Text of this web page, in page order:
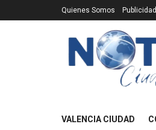
Quienes Somos Publicidad
VALENCIA CIUDAD